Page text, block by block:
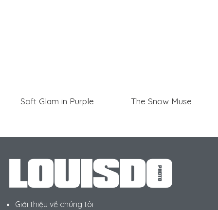
Soft Glam in Purple The Snow Muse
Giới thiệu về chúng tôi